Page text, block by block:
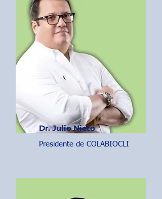
Dr. Julio Nieto
Presidente de COLABIOCLI